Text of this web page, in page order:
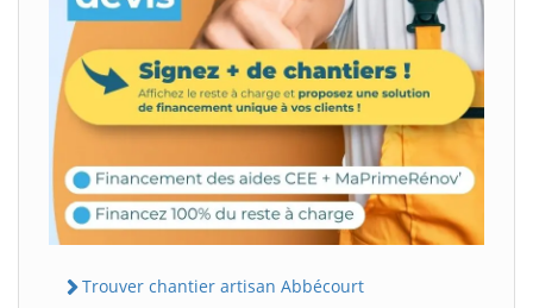
Trouver chantier artisan Abbécourt